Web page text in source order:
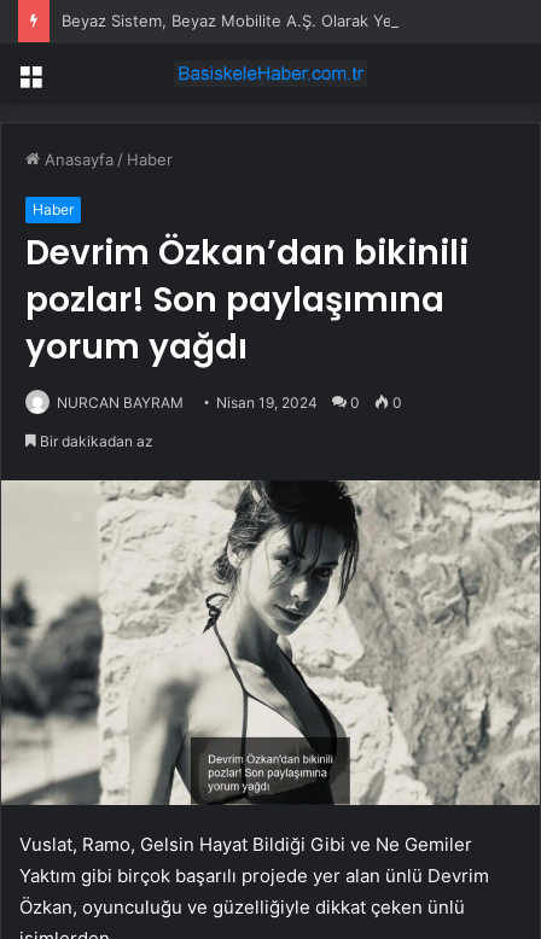
Menü
Anasayfa / Haber
Haber
Devrim Özkan’dan bikinili
pozlar! Son paylaşımına
yorum yağdı
NURCAN BAYRAM Nisan 19, 2024 0 0
Bir dakikadan az
Vuslat, Ramo, Gelsin Hayat Bildiği Gibi ve Ne Gemiler
Yaktım gibi birçok başarılı projede yer alan ünlü Devrim
Özkan, oyunculuğu ve güzelliğiyle dikkat çeken ünlü